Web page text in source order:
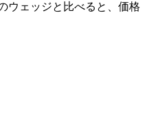
ウェッジと比べると、価格